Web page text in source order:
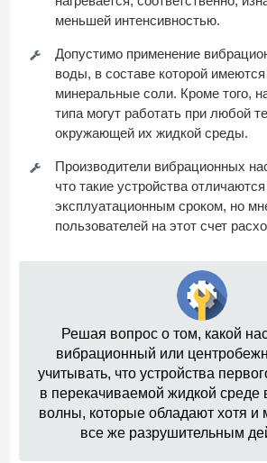
меньшей интенсивностью.
Допустимо применение
воды, в составе которой
минеральные соли. Кроме того,
типа могут работать при любой
окружающей их жидкой среды.
Производители вибрационных
что такие устройства
эксплуатационным сроком, но
пользователей на этот счет
Решая вопрос о том, какой
вибрационный или
учитывать, что устройства
в перекачиваемой жидкой
волны, которые обладают хотя
все же разрушительным